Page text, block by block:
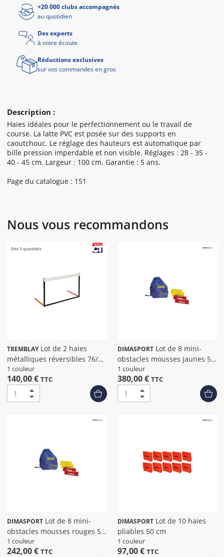
Description :
Haies idéales pour le perfectionnement ou le travail de
course. La latte PVC est posée sur des supports en
caoutchouc. Le réglage des hauteurs est automatique par
bille pression imperdable et non visible. Réglages : 28 - 35 -
40 - 45 cm. Largeur : 100 cm. Garantie : 5 ans.
Page du catalogue : 151
+20 000 clubs accompagnés
au quotidien
Des experts
à votre écoute
Réductions exclusives
sur vos commandes en gros
Nous vous recommandons
Dès 3 quantités
TREMBLAYLot de 2 haies
métalliques réversibles 76/84
cm
1 couleur
140,00 € TTC
DIMASPORTLot de 8 mini-
obstacles mousses jaunes 58
x 12 x12 cm
1 couleur
380,00 € TTC
DIMASPORT
obstacles mousses rouges 50
x 18 x 18 cm
1 couleur
242,00 € TTC
DIMASPORTLot de 10 haies
pliables 50 cm
1 couleur
97,00 € TTC